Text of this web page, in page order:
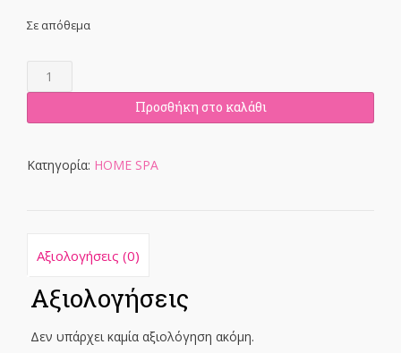
Σε απόθεμα
Arome
99-
oil
ποσότητα
Προσθήκη στο καλάθι
Κατηγορία: HOME SPA
Αξιολογήσεις (0)
Αξιολογήσεις
Δεν υπάρχει καμία αξιολόγηση ακόμη.